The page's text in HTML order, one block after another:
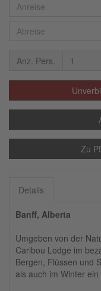
Anz. Pers.
Zu
Details
Banff, Alberta
Umgeben von der
Caribou Lodge im
Bergen, Flüssen und
als auch im Winter ein